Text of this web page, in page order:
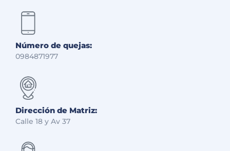
Número de quejas:
0984871977
Dirección de Matriz:
Calle 18 y Av 37